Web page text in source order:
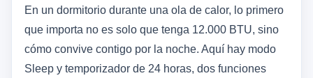
En un dormitorio durante una ola de calor, lo primero
que importa no es solo que tenga 12.000 BTU, sino
cómo convive contigo por la noche. Aquí hay modo
Sleep y temporizador de 24 horas, dos funciones